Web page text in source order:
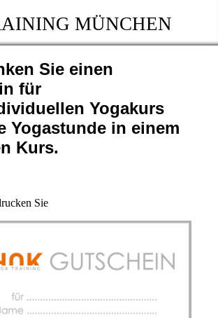
MÜNCHEN
Sie einen
für
Yogakurs
Yogastunde in einem
Kurs.
Sie